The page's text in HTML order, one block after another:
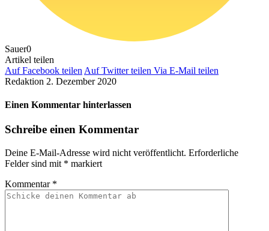
Sauer0
Artikel teilen
Auf Facebook teilen Auf Twitter teilen Via E-Mail teilen
Redaktion 2. Dezember 2020
Einen Kommentar hinterlassen
Schreibe einen Kommentar
Deine E-Mail-Adresse wird nicht veröffentlicht. Erforderliche
Felder sind mit * markiert
Kommentar *